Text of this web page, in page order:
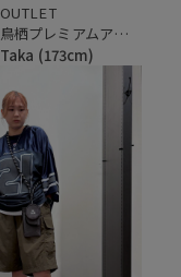
OUTLET
鳥栖プレミアムアウトレット
Taka (173cm)